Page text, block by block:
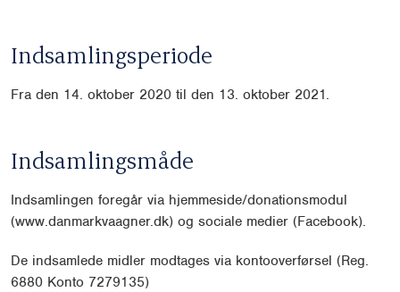
Indsamlingsperiode
Fra den 14. oktober 2020 til den 13. oktober 2021.
Indsamlingsmåde
Indsamlingen foregår via hjemmeside/donationsmodul
(www.danmarkvaagner.dk) og sociale medier (Facebook).
De indsamlede midler modtages via kontooverførsel (Reg.
6880 Konto 7279135)